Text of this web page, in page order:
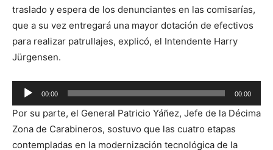
traslado y espera de los denunciantes en las comisarías,
que a su vez entregará una mayor dotación de efectivos
para realizar patrullajes, explicó, el Intendente Harry
Jürgensen.
Reproductor
de
audio
00:00 00:00
Por su parte, el General Patricio Yáñez, Jefe de la Décima
Zona de Carabineros, sostuvo que las cuatro etapas
contempladas en la modernización tecnológica de la